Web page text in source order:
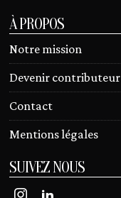
À PROPOS
Notre mission
Devenir contributeur
Contact
Mentions légales
SUIVEZ NOUS